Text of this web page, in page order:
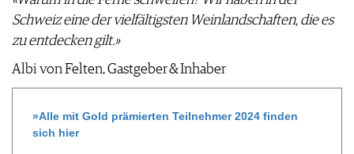
Schweiz eine der vielfältigsten Weinlandschaften, die es
zu entdecken gilt.»
Albi von Felten, Gastgeber & Inhaber
»Alle mit Gold prämierten Teilnehmer 2024 finden
sich hier